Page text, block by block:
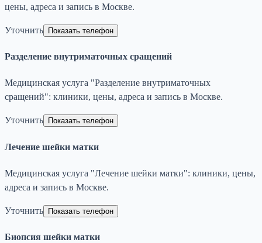
цены, адреса и запись в Москве.
Уточнить Показать телефон
Разделение внутриматочных сращений
Медицинская услуга "Разделение внутриматочных
сращений": клиники, цены, адреса и запись в Москве.
Уточнить Показать телефон
Лечение шейки матки
Медицинская услуга "Лечение шейки матки": клиники, цены,
адреса и запись в Москве.
Уточнить Показать телефон
Биопсия шейки матки